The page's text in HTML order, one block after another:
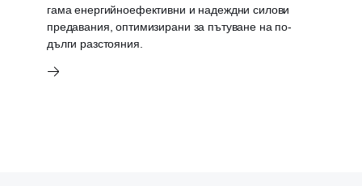
гама енергийноефективни и надеждни силови
предавания, оптимизирани за пътуване на по-
дълги разстояния.